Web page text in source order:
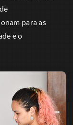
para as
e o